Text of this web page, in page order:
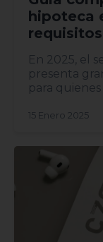
hipoteca
En 2025, el
presenta
para
15 Enero 2025